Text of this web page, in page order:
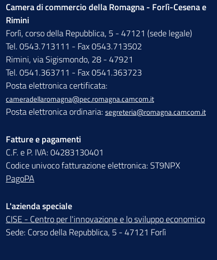
Camera di commercio della Romagna - Forlì-Cesena e
Rimini
Forlì, corso della Repubblica, 5 - 47121 (sede legale)
Tel. 0543.713111 - Fax 0543.713502
Rimini, via Sigismondo, 28 - 47921
Tel. 0541.363711 - Fax 0541.363723
Posta elettronica certificata:
cameradellaromagna@pec.romagna.camcom.it
Posta elettronica ordinaria: segreteria@romagna.camcom.it
Fatture e pagamenti
C.F. e P. IVA: 04283130401
Codice univoco fatturazione elettronica: ST9NPX
PagoPA
L'azienda speciale
CISE - Centro per l'innovazione e lo sviluppo economico
Sede: Corso della Repubblica, 5 - 47121 Forlì